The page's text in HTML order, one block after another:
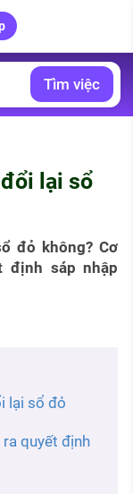
Tìm việc
lại sổ
đỏ không? Cơ
định sáp nhập
lại sổ đỏ
quyết định